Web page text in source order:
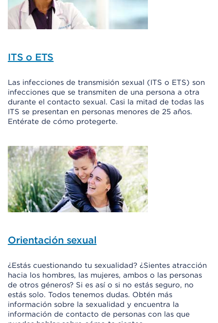
ITS o ETS
Las infecciones de transmisión sexual (ITS o ETS) son
infecciones que se transmiten de una persona a otra
durante el contacto sexual. Casi la mitad de todas las
ITS se presentan en personas menores de 25 años.
Entérate de cómo protegerte.
Orientación sexual
¿Estás cuestionando tu sexualidad? ¿Sientes atracción
hacia los hombres, las mujeres, ambos o las personas
de otros géneros? Si es así o si no estás seguro, no
estás solo. Todos tenemos dudas. Obtén más
información sobre la sexualidad y encuentra la
información de contacto de personas con las que